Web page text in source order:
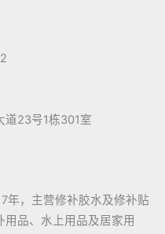
道23号1栋301室
年，主营修补胶水及修补贴
品、水上用品及居家用